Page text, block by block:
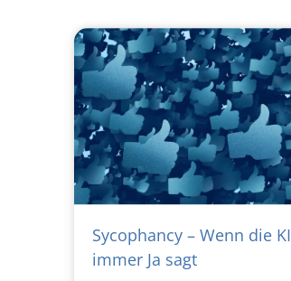
Sycophancy – Wenn die KI
immer Ja sagt